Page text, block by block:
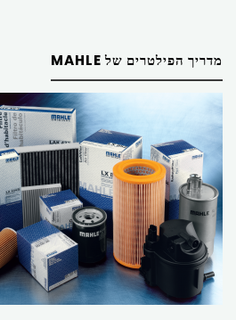
מדריך הפילטרים של MAHLE